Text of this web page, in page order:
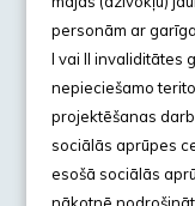
personām ar
I vai II invaliditātes
nepieciešamo
projektēšanas
sociālās aprūpes
esošā sociālās
nākotnē